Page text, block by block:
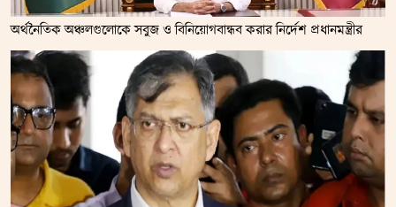
অর্থনৈতিক অঞ্চলগুলোকে সবুজ ও বিনিয়োগবান্ধব করার নির্দেশ প্রধানমন্ত্রীর